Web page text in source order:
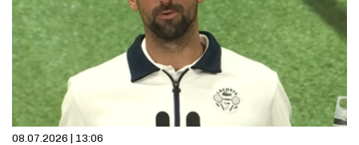
08.07.2026 | 13:06